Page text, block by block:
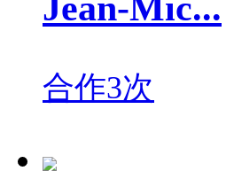
合作3次